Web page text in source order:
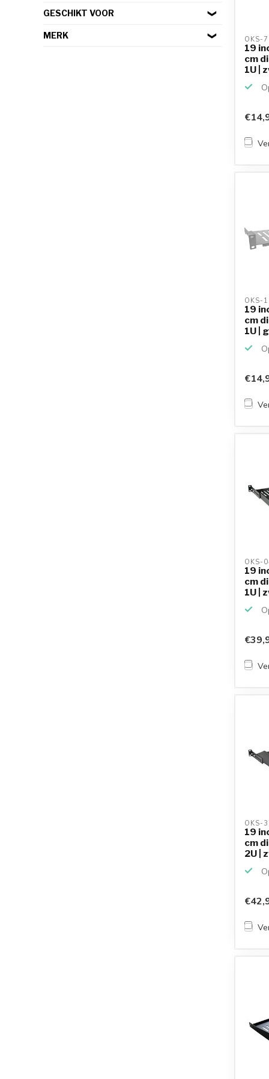
GESCHIKT VOOR
MERK OKS-
19
cm
1U |
OKS-
19
cm
1U |
OKS-
19
cm
1U |
OKS-
19
cm
2U |